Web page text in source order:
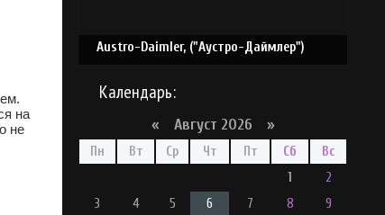
Austro-Daimler, ("Аустро-Даймлер")
Календарь:
« Август 2026 »
Пн Вт Ср Чт Пт Сб
Вс
1
2
3
4 5 6 7 8
9
на
не